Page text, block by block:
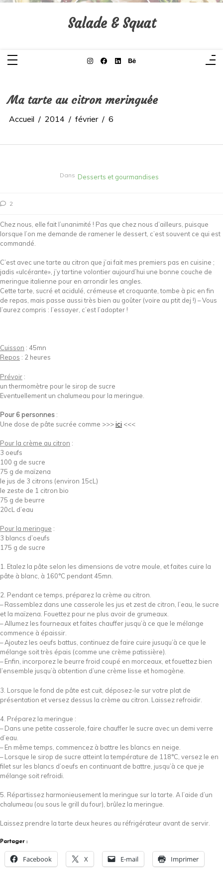
Aller
Salade & Squat
Ma tarte au citron meringuée
Accueil 2014 février 6
Dans Desserts et gourmandises
2
Chez nous, elle fait l’unanimité ! Pas que chez nous d’ailleurs, puisque
lorsque l’on me demande de ramener le dessert, c’est souvent ce qui est
commandé.
C’est avec une tarte au citron que j’ai fait mes premiers pas en cuisine ;
jadis «ulcérante», j’y tartine volontier aujourd’hui une bonne couche de
meringue italienne pour en arrondir les angles.
Cette tarte, sucré et acidulé, crémeuse et croquante, tombe à pic en fin
de repas, mais passe aussi très bien au goûter (voire au ptit dej !) – Vous
l’aurez compris : l’essayer, c’est l’adopter !
Cuisson : 45mn
Repos : 2 heures
Prévoir :
un thermomètre pour le sirop de sucre
Eventuellement un chalumeau pour la meringue.
Pour 6 personnes :
Une dose de pâte sucrée comme >>>ici <<<
Pour la crème au citron :
3 oeufs
100 g de sucre
75 g de maïzena
le jus de 3 citrons (environ 15cL)
le zeste de 1 citron bio
75 g de beurre
20cL d’eau
Pour la meringue :
3 blancs d’oeufs
175 g de sucre
1. Etalez la pâte selon les dimensions de votre moule, et faites cuire la
pâte à blanc, à 160°C pendant 45mn.
2. Pendant ce temps, préparez la crème au citron.
– Rassemblez dans une casserole les jus et zest de citron, l’eau, le sucre
et la maïzena. Fouettez pour ne plus avoir de grumeaux.
– Allumez les fourneaux et faites chauffer jusqu’à ce que le mélange
commence à épaissir.
– Ajoutez les oeufs battus, continuez de faire cuire jusuqu’à ce que le
mélange soit très épais (comme une crème patissière).
– Enfin, incorporez le beurre froid coupé en morceaux, et fouettez bien
l’ensemble jusqu’à obtention d’une crème lisse et homogène.
3. Lorsque le fond de pâte est cuit, déposez-le sur votre plat de
présentation et versez dessus la crème au citron. Laissez refroidir.
4. Préparez la meringue :
– Dans une petite casserole, faire chauffer le sucre avec un demi verre
d’eau.
– En même temps, commencez à battre les blancs en neige.
– Lorsque le sirop de sucre atteint la température de 118°C, versez le en
filet sur les blancs d’oeufs en continuant de battre, jusqu’à ce que je
mélange soit refroidi.
5. Répartissez harmonieusement la meringue sur la tarte. A l’aide d’un
chalumeau (ou sous le grill du four), brûlez la meringue.
Laissez prendre la tarte deux heures au réfrigérateur avant de servir.
Partager :
Facebook X E-mail Imprimer